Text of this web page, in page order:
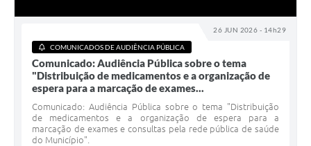
26 JUN 2026 - 14h29
COMUNICADOS DE AUDIÊNCIA PÚBLICA
Comunicado: Audiência Pública sobre o tema
"Distribuição de medicamentos e a organização de
espera para a marcação de exames...
Comunicado: Audiência Pública sobre o tema "Distribuição
de medicamentos e a organização de espera para a
marcação de exames e consultas pela rede pública de saúde
do Município".